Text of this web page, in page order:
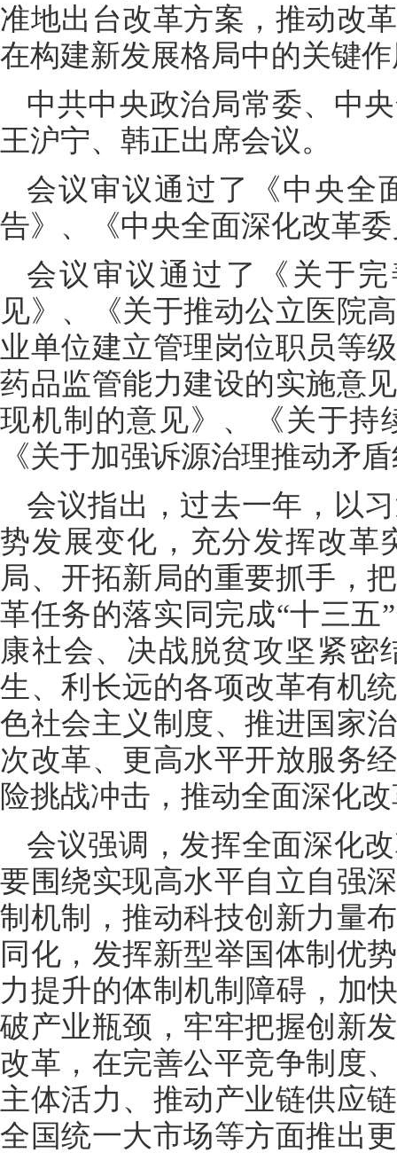
准地出台改革方案，推动改
在构建新发展格局中的关键
中共中央政治局常委、中
王沪宁、韩正出席会议。
会议审议通过了《中央全
告》、《中央全面深化改革
会议审议通过了《关于
见》、《关于推动公立医院
业单位建立管理岗位职员等
药品监管能力建设的实施意
现机制的意见》、《关于持
《关于加强诉源治理推动矛
会议指出，过去一年，以
势发展变化，充分发挥改革
局、开拓新局的重要抓手，
革任务的落实同完成“十三
康社会、决战脱贫攻坚紧密
生、利长远的各项改革有机
色社会主义制度、推进国家
次改革、更高水平开放服务
险挑战冲击，推动全面深化
会议强调，发挥全面深化
要围绕实现高水平自立自强
制机制，推动科技创新力量
同化，发挥新型举国体制优
力提升的体制机制障碍，加
破产业瓶颈，牢牢把握创新
改革，在完善公平竞争制度
主体活力、推动产业链供应
全国统一大市场等方面推出